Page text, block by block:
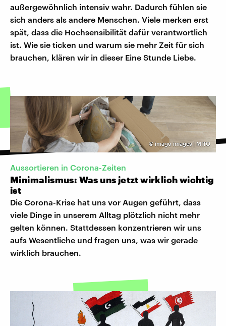
außergewöhnlich intensiv wahr. Dadurch fühlen sie
sich anders als andere Menschen. Viele merken erst
spät, dass die Hochsensibilität dafür verantwortlich
ist. Wie sie ticken und warum sie mehr Zeit für sich
brauchen, klären wir in dieser Eine Stunde Liebe.
© imago images | MITO
Aussortieren in Corona-Zeiten
Minimalismus: Was uns jetzt wirklich wichtig
ist
Die Corona-Krise hat uns vor Augen geführt, dass
viele Dinge in unserem Alltag plötzlich nicht mehr
gelten können. Stattdessen konzentrieren wir uns
aufs Wesentliche und fragen uns, was wir gerade
wirklich brauchen.